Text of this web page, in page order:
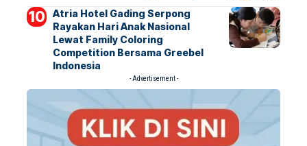
Atria Hotel Gading Serpong
Rayakan Hari Anak Nasional
Lewat Family Coloring
Competition Bersama Greebel
Indonesia
- Advertisement -